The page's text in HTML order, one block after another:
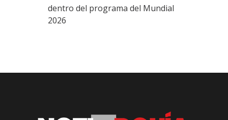
dentro del programa del Mundial
2026